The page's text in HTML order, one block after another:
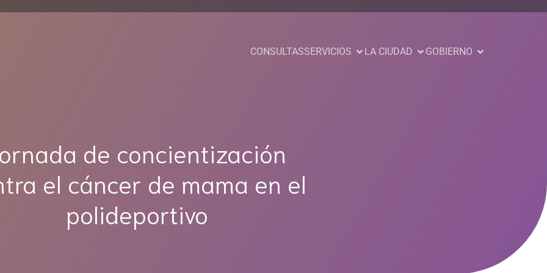
CONSULTASSERVICIOS LA CIUDAD GOBIERNO
de concientización
el cáncer de mama en el
polideportivo